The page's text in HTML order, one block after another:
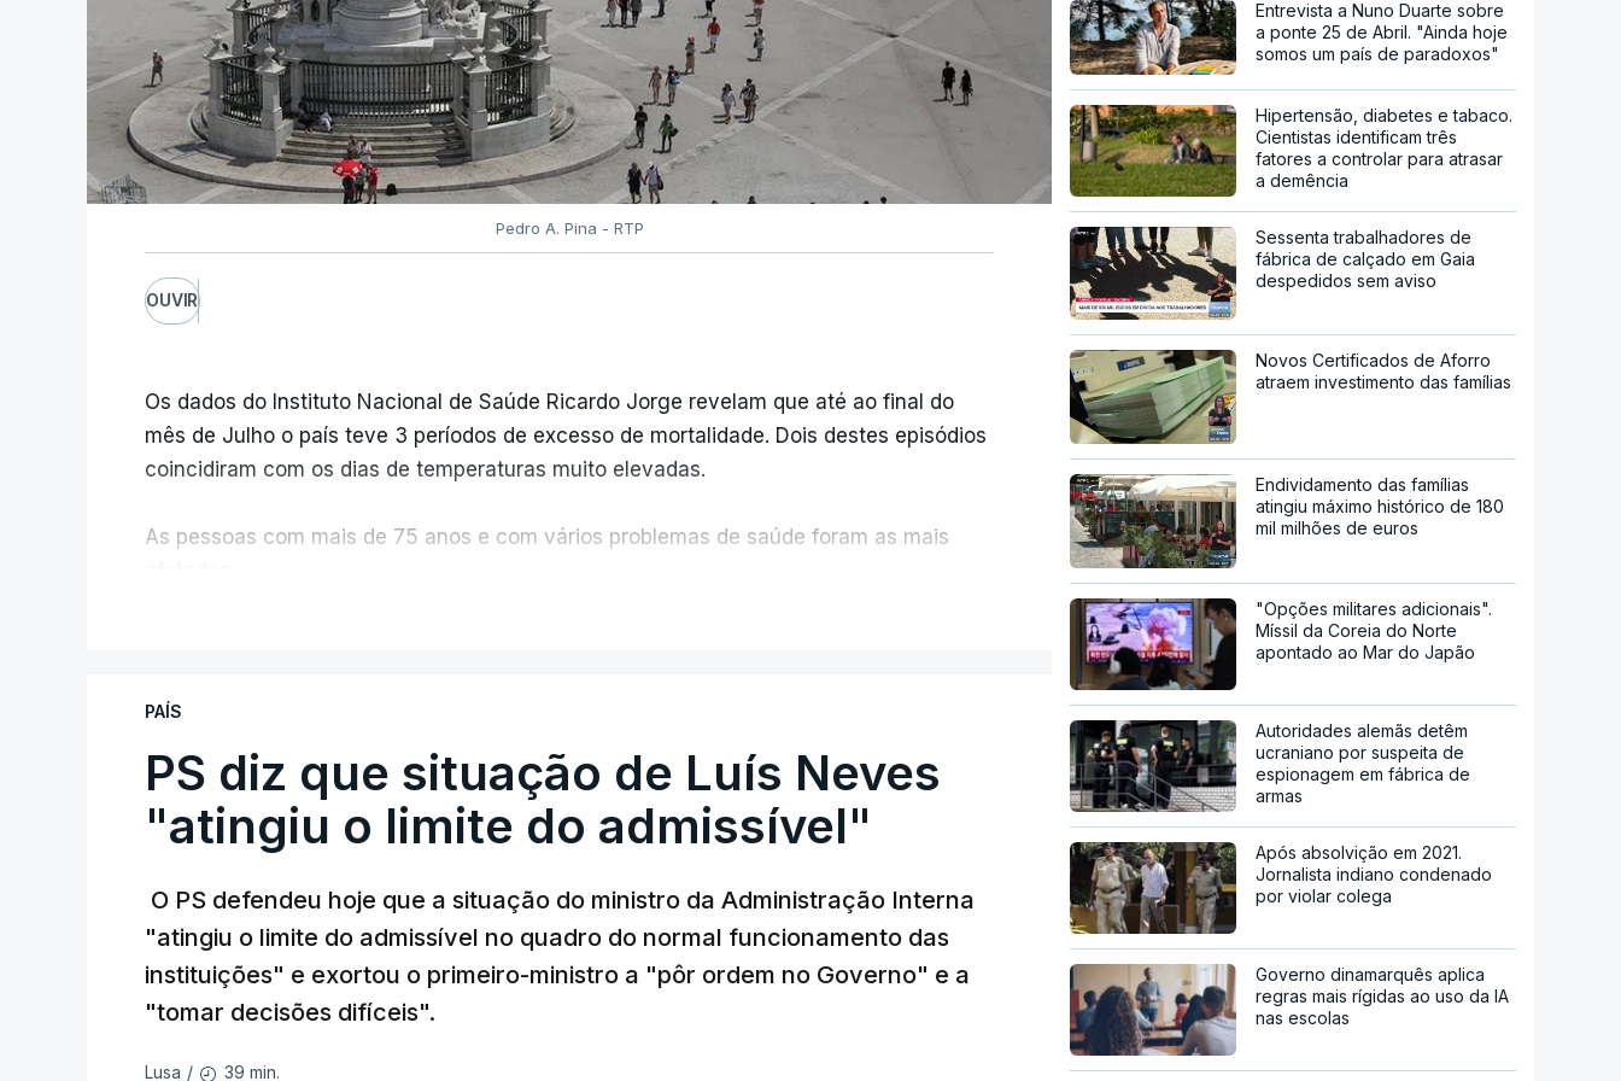
especial de exames, que irá decorrer entre 03 e 08 de setembro.
c/Lusa
Exames. Governo confirma afixação dos resultados da 2ª fase
e das reapreciações esta sexta-feira
Pedro A. Pina - RTP
OUVIR
Os dados do Instituto Nacional de Saúde Ricardo Jorge revelam que até ao final do
mês de Julho o país teve 3 períodos de excesso de mortalidade. Dois destes episódios
coincidiram com os dias de temperaturas muito elevadas.
As pessoas com mais de 75 anos e com vários problemas de saúde foram as mais
PAÍS
PS diz que situação de Luís Neves
"atingiu o limite do admissível"
O PS defendeu hoje que a situação do ministro da Administração Interna
"atingiu o limite do admissível no quadro do normal funcionamento das
instituições" e exortou o primeiro-ministro a "pôr ordem no Governo" e a
"tomar decisões difíceis".
Lusa / 39 min.
Entrevista a Nuno Duarte sobre
a ponte 25 de Abril. "Ainda hoje
somos um país de paradoxos"
Hipertensão, diabetes e tabaco.
Cientistas identificam três
fatores a controlar para atrasar
a demência
Sessenta trabalhadores de
fábrica de calçado em Gaia
despedidos sem aviso
Novos Certificados de Aforro
atraem investimento das famílias
Endividamento das famílias
atingiu máximo histórico de 180
mil milhões de euros
"Opções militares adicionais".
Míssil da Coreia do Norte
apontado ao Mar do Japão
Autoridades alemãs detêm
ucraniano por suspeita de
espionagem em fábrica de
armas
Após absolvição em 2021.
Jornalista indiano condenado
por violar colega
Governo dinamarquês aplica
regras mais rígidas ao uso da IA
nas escolas